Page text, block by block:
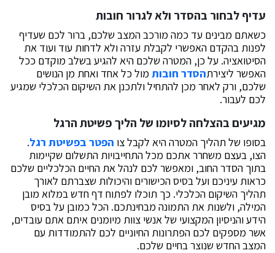
עדיף לבחור בהסדר ולא לגרור חובות
כשאתם מבינים עד כמה מורכב המצב שלכם, ברור לכם שעדיף
לפנות בהקדם האפשרי לקבלת עזרה ולא לדחות עוד ועוד את
הסיטואציה. על כן, המטרה שלכם היא להגיע בשלב מוקדם ככל
האפשר ליצירתהסדר חובות מול כל אחד ואחת מן הנושים
שלכם, ורק לאחר מכן להתחיל ולתכנן את השיקום הכלכלי שמגיע
לכם לעבור.
מגיעים בהצלחה לסיומו של הליך פשיטת הרגל
בסופו של תהליך המטרה היא לקבל צו הפטר בפשיטת רגל.
הצו, בעצם משחרר אתכם מכל התחייבויות התשלום שקיימות
בתוך הסדר החוב, ומאפשר לכם לנהל את החיים הכלכליים שלכם
כראות עיניכם ועל בסיס הכישורים והיכולות שצברתם לאורך
תהליך השיקום הכלכלי. כך תוכלו לפתוח דף חדש במלוא מובן
המילה, ולשנות את התמונה מבחינתכם. הכל כמובן על בסיס
הידע והניסיון המקצועי של אנשי צוות מיומנים איתם אתם עובדים,
אשר מספקים לכם הפתרונות החיוניים לכם להתמודדות עם
המצב החדש שנוצר בחיים שלכם.